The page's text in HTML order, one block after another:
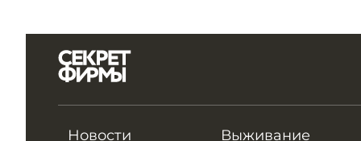
Новости Выживание